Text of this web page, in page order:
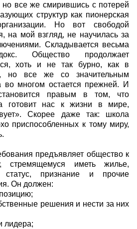
но все же смирившись с потерей
структур как пионерская
Но вот свободой
на мой взгляд, не научилась за
Складывается весьма
Общество продолжает
хоть и не так бурно, как в
но все же со значительным
во многом остается прежней. И
правым в том, что
готовит нас к жизни в мире,
Скорее даже так: школа
приспособленных к тому миру,
предъявляет общество к
стремящемуся иметь жилье,
статус, признание и прочие
Он должен:
решения и нести за них
лидера;